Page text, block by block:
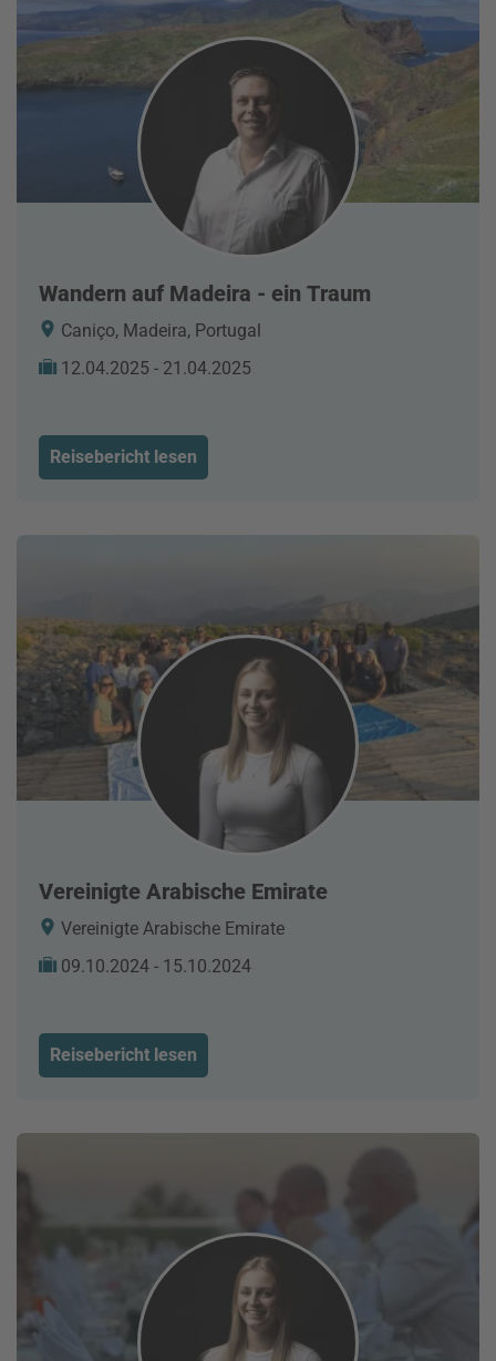
Wandern auf Madeira - ein Traum
Caniço, Madeira, Portugal
12.04.2025 - 21.04.2025
Reisebericht lesen
Vereinigte Arabische Emirate
Vereinigte Arabische Emirate
09.10.2024 - 15.10.2024
Reisebericht lesen